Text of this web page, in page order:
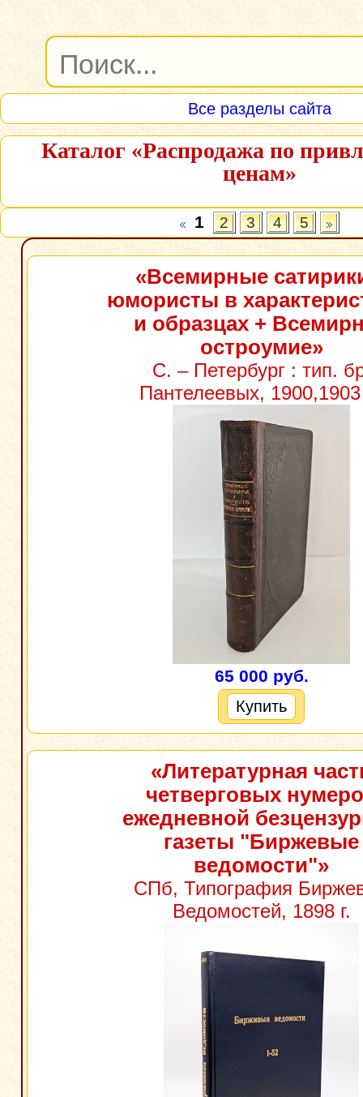
Все разделы сайта
Каталог «Распродажа по
ценам»
1 2 3 4 5
«Всемирные
юмористы в
и образцах +
остроумие»
С. – Петербург : тип.
Пантелеевых, 1900,1903
65 000 руб.
Купить
«Литературная
четверговых
ежедневной
газеты "Биржевые
ведомости"»
СПб, Типография
Ведомостей, 1898 г.